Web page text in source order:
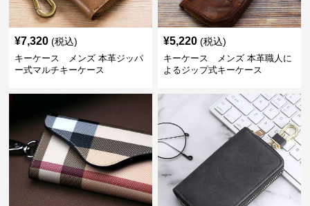
¥7,320 (税込)
キーケース メンズ 本革ジッパ
ー式マルチキーケース
¥5,220 (税込)
キーケース メンズ 本革職人に
よるジップ式キーケース